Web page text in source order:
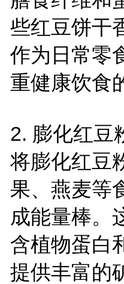
些红豆饼干
作为日常零
重健康饮食
2. 膨化红豆
将膨化红豆
果、燕麦等
成能量棒。
含植物蛋白
提供丰富的